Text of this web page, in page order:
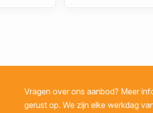
Vragen over ons aanbod? Meer
gerust op. We zijn elke werkdag